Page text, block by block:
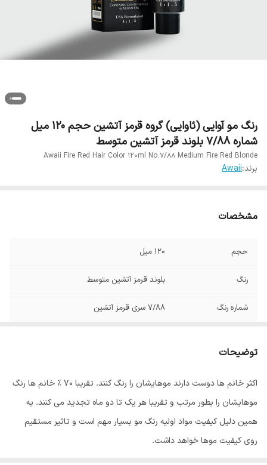
رنگ مو آوایی (ئاوایی) گروه قرمز آتشین حجم 120 میل
شماره 7/88 بلوند قرمز آتشین متوسط
Awaii Fire Red Hair Color 120ml No.7/88 Medium Fire Red Blonde
برند:Awaii
مشخصات
حجم 120 میل
رنگ بلوند قرمز آتشین متوسط
شماره رنگ 7/88 سری قرمز آتشین
توضیحات
اکثر خانم ها دوست دارند موهایشان را رنگ کنند. تقریبا 70 % خانم ها رنگ
موهایشان را بطور مرتب و تقریبا هر یک تا دو ماه تجدید می کنند. به
همین دلیل کیفیت مواد اولیه رنگ مو بسیار مهم است و تاثیر مستقیم
روی کیفیت موها خواهد داشت.